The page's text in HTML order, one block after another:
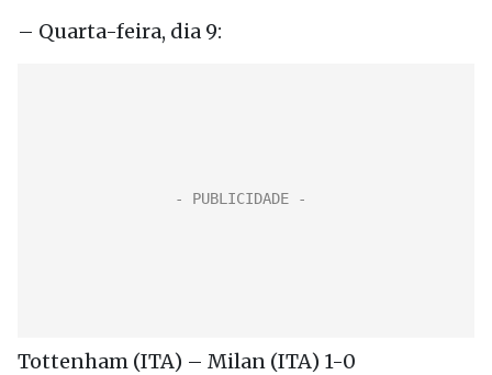
– Quarta-feira, dia 9:
Tottenham (ITA) – Milan (ITA) 1-0